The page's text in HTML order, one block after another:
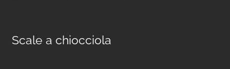
Scale a chiocciola